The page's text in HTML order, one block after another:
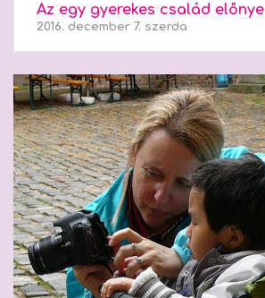
Az egy gyerekes család előnye
2016. december 7. szerda